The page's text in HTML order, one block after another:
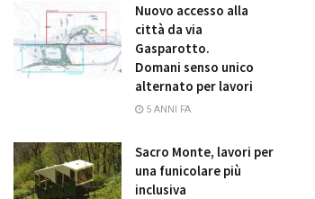
Nuovo accesso alla
città da via
Gasparotto.
Domani senso unico
alternato per lavori
5 ANNI FA
Sacro Monte, lavori per
una funicolare più
inclusiva